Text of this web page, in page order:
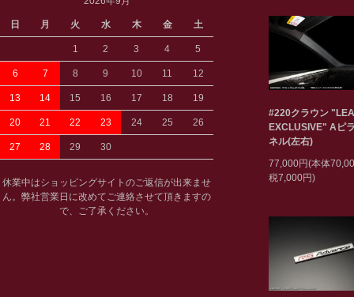
日 月 火 水 木 金 土
1 2 3 4 5
6 7 8 9 10 11 12
13 14 15 16 17 18 19
20 21 22 23 24 25 26
27 28 29 30
休業中はショッピングサイトのご返信が出来ませ
ん。弊社営業日に改めてご連絡させて頂きますの
で、ご了承ください。
#220クラウン
EXCLUSIVE" Aピ
ネル(左右)
77,000円(本体
税7,000円)